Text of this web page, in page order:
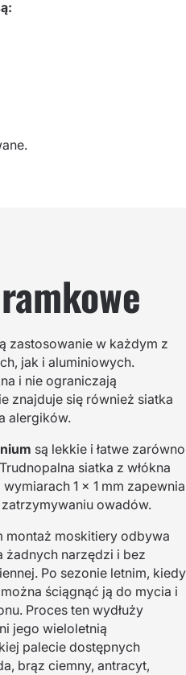
zastosowanie w każdym z
jak i aluminiowych.
i nie ograniczają
znajduje się również siatka
alergików.
są lekkie i łatwe zarówno
siatka z włókna
1 × 1 mm zapewnia
owadów.
moskitiery odbywa
żadnych narzędzi i bez
Po sezonie letnim, kiedy
ściągnąć ją do mycia i
Proces ten wydłuży
jego wieloletnią
palecie dostępnych
brąz ciemny, antracyt,